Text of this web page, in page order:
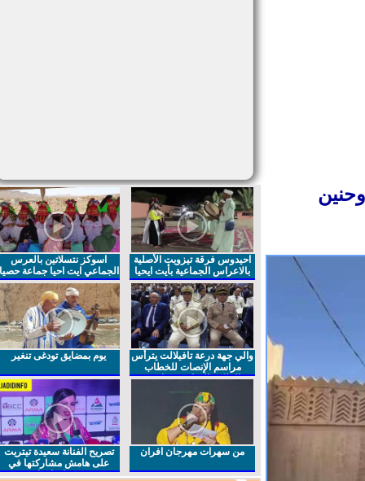
احيدوس فرقة تيزويت الأصلية
بالاعراس الجماعية بأيت ايحيا
اسوكز نتسلاتين بالعرس
الجماعي ايت احيا جماعة حصيا
والي جهة درعة تافيلالت يترأس
مراسم الإنصات للخطاب
الملكي السامي بمناسبة
يوم بمضايق تودغى تنغير
من سهرات مهرجان افران
تصريح الفنانة سعيدة تيتريت
على هامش مشاركتها في
مهرجان افران